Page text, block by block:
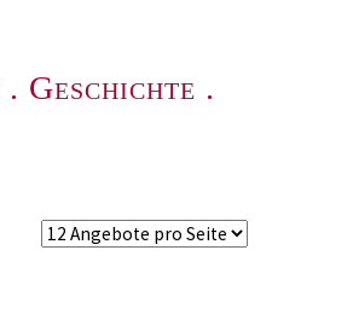
. Geschichte .